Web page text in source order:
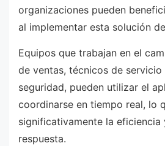
organizaciones pueden
al implementar esta solución
Equipos que trabajan en el
de ventas, técnicos de
seguridad, pueden utilizar el
coordinarse en tiempo real, lo
significativamente la
respuesta.